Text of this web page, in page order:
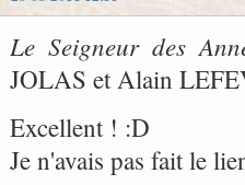
Le Seigneur des
JOLAS et Alain
Excellent ! :D
Je n'avais pas fait le